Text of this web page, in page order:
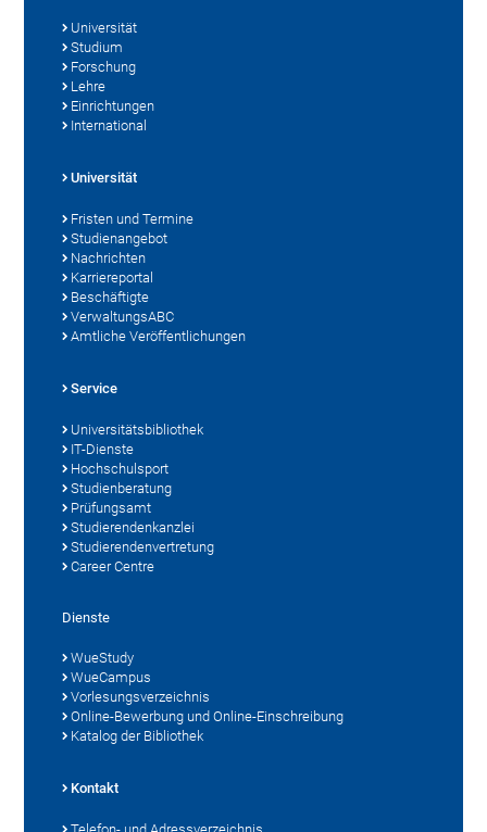
Universität
Studium
Forschung
Lehre
Einrichtungen
International
Universität
Fristen und Termine
Studienangebot
Nachrichten
Karriereportal
Beschäftigte
VerwaltungsABC
Amtliche Veröffentlichungen
Service
Universitätsbibliothek
IT-Dienste
Hochschulsport
Studienberatung
Prüfungsamt
Studierendenkanzlei
Studierendenvertretung
Career Centre
Dienste
WueStudy
WueCampus
Vorlesungsverzeichnis
Online-Bewerbung und Online-Einschreibung
Katalog der Bibliothek
Kontakt